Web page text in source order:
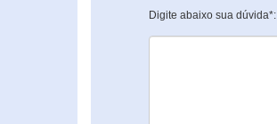
Digite abaixo sua dúvida*: